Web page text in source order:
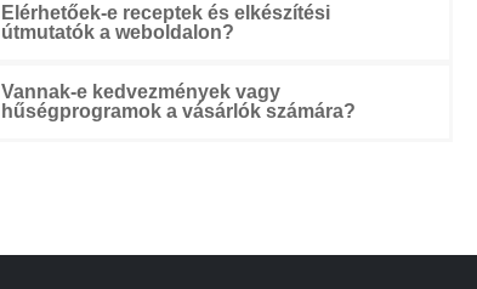
Elérhetőek-e receptek és elkészítési
útmutatók a weboldalon?
Vannak-e kedvezmények vagy
hűségprogramok a vásárlók számára?